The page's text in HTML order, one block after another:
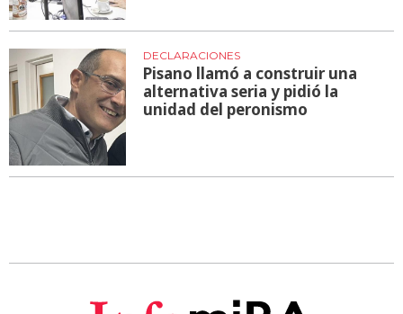
DECLARACIONES
Pisano llamó a construir una
alternativa seria y pidió la
unidad del peronismo